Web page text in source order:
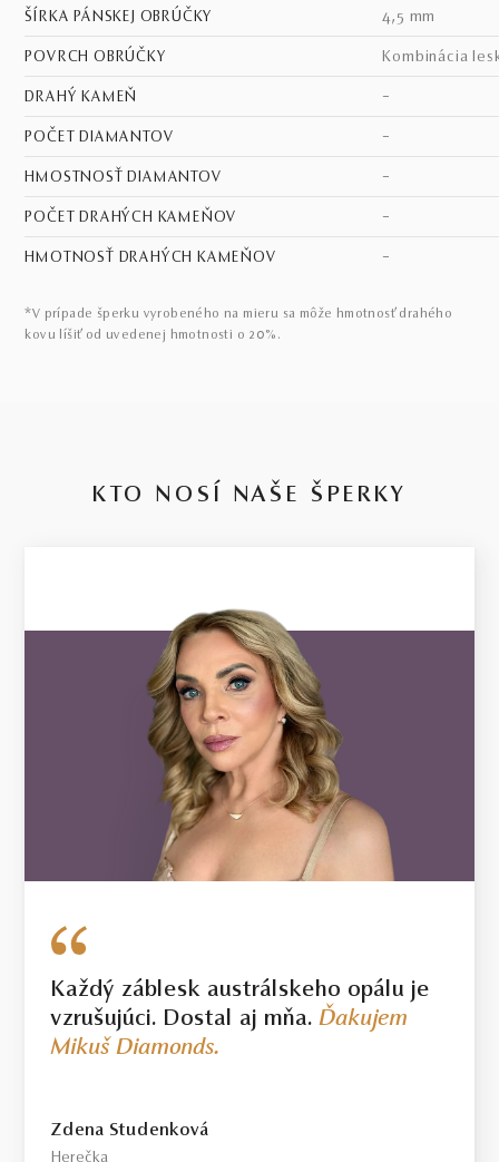
ŠÍRKA PÁNSKEJ OBRÚČKY 4,5 mm
POVRCH OBRÚČKY kombinácia
DRAHÝ KAMEŇ –
POČET DIAMANTOV –
HMOSTNOSŤ DIAMANTOV –
POČET DRAHÝCH KAMEŇOV –
HMOTNOSŤ DRAHÝCH KAMEŇOV –
*V prípade šperku vyrobeného na mieru sa môže hmotnosť drahého
kovu líšiť od uvedenej hmotnosti o 20%.
KTO NOSÍ NAŠE ŠPERKY
Každý záblesk austrálskeho opálu je
vzrušujúci. Dostal aj mňa.Ďakujem
Mikuš Diamonds.
Zdena Studenková
Herečka